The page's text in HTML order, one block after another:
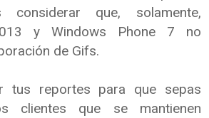
considerar que, solamente,
y Windows Phone 7 no
de Gifs.
tus reportes para que sepas
clientes que se mantienen